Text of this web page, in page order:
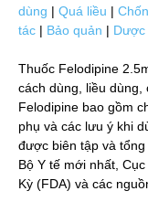
dùng | Quá liều |
tác | Bảo quản | Dược
Thuốc Felodipine
cách dùng, liều
Felodipine bao gồm
phụ và các lưu ý khi
được biên tập và
Bộ Y tế mới nhất,
Kỳ (FDA) và các